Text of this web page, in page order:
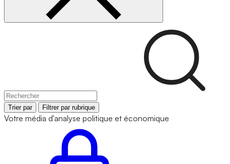
Trier par Filtrer par rubrique
Votre média d'analyse politique et économique